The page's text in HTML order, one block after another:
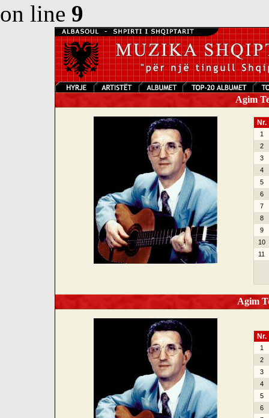
on line 9
Agim
Nr.
1
2
3
4
5
6
7
8
9
10
11
Agim
Nr.
1
2
3
4
5
6